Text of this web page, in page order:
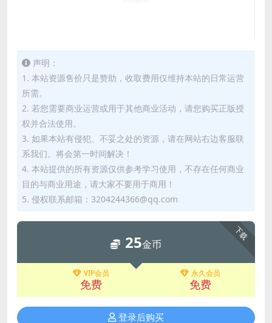
声明：
1. 本站资源售价只是赞助，收取费用仅维持本站的日常运营
所需。
2. 若您需要商业运营或用于其他商业活动，请您购买正版授
权并合法使用。
3. 如果本站有侵犯、不妥之处的资源，请在网站右边客服联
系我们。将会第一时间解决！
4. 本站提供的所有资源仅供参考学习使用，不存在任何商业
目的与商业用途，请大家不要用于商用！
5. 侵权联系邮箱：3204244366@qq.com
下载
25金币
VIP会员
免费
永久会员
免费
登录后购买